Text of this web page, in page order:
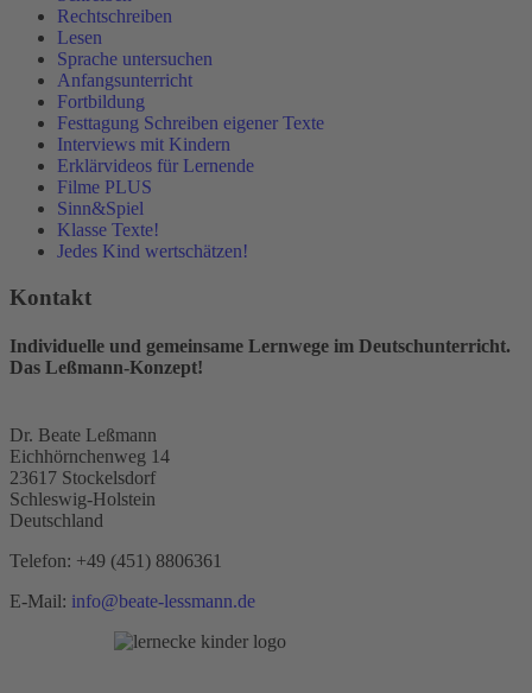
Rechtschreiben
Lesen
Sprache untersuchen
Anfangsunterricht
Fortbildung
Festtagung Schreiben eigener Texte
Interviews mit Kindern
Erklärvideos für Lernende
Filme PLUS
Sinn&Spiel
Klasse Texte!
Jedes Kind wertschätzen!
Kontakt
Individuelle und gemeinsame Lernwege im Deutschunterricht.
Das Leßmann-Konzept!
Dr. Beate Leßmann
Eichhörnchenweg 14
23617 Stockelsdorf
Schleswig-Holstein
Deutschland
Telefon: +49 (451) 8806361
E-Mail: info@beate-lessmann.de